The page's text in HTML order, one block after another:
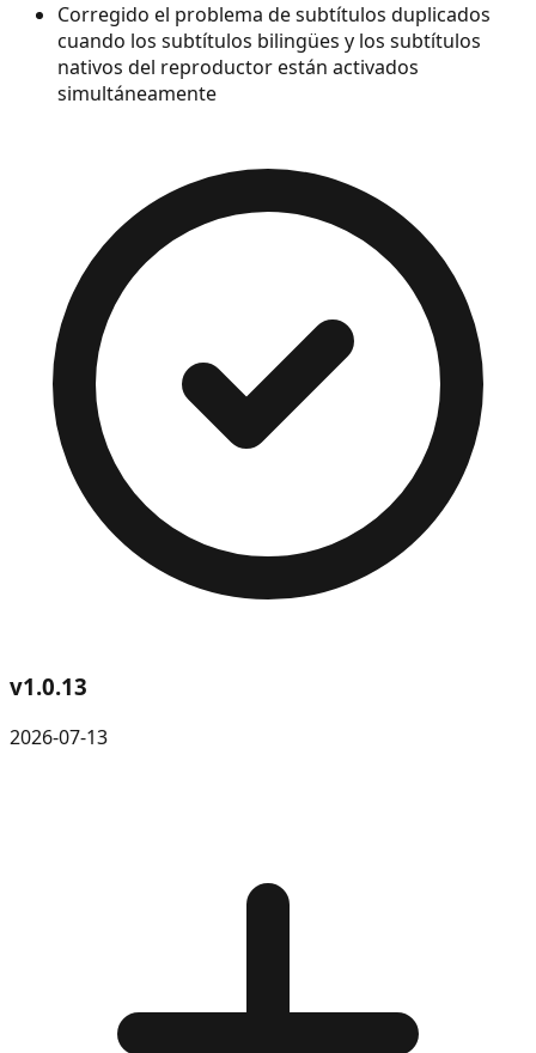
Corregido el problema de subtítulos duplicados
cuando los subtítulos bilingües y los subtítulos
nativos del reproductor están activados
simultáneamente
v1.0.13
2026-07-13